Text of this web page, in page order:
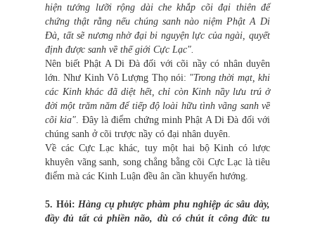
hiện tướng lưỡi rộng dài che khắp cõi đại thiên để
chứng thật rằng nếu chúng sanh nào niệm Phật A Di
Đà, tất sẽ nương nhờ đại bi nguyện lực của ngài, quyết
định được sanh về thế giới Cực Lạc".
Nên biết Phật A Di Đà đối với cõi nầy có nhân duyên
lớn. Như Kinh Vô Lượng Thọ nói: "Trong thời mạt, khi
các Kinh khác đã diệt hết, chỉ còn Kinh nầy lưu trú ở
đời một trăm năm để tiếp độ loài hữu tình vãng sanh về
cõi kia". Đây là điểm chứng minh Phật A Di Đà đối với
chúng sanh ở cõi trược nầy có đại nhân duyên.
Về các Cực Lạc khác, tuy một hai bộ Kinh có lược
khuyên vãng sanh, song chẳng bằng cõi Cực Lạc là tiêu
điểm mà các Kinh Luận đều ân cần khuyến hướng.
5. Hỏi:Hàng cụ phược phàm phu nghiệp ác sâu dày,
đầy đủ tất cả phiền não, dù có chút ít công đức tu